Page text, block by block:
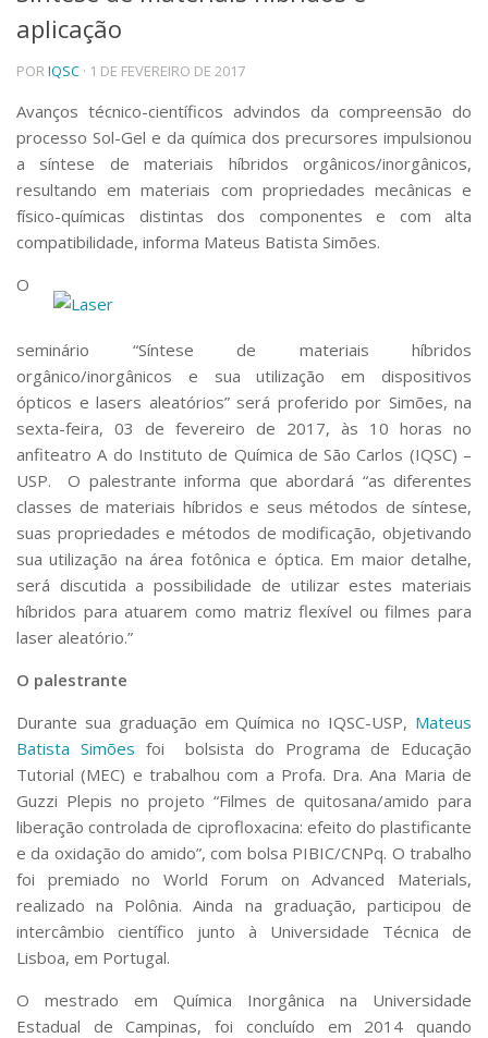
Telefones e Mapas
Pessoas
Ensino
Graduação
Pós-Graduação
Educação a distância
Pesquisa e Inovação
Linhas de Pesquisa
Pós-doutorado
Iniciação Científica
Empresas Juniores
Extensão à Comunidade
Projetos, Programas e Cursos
Artes, Cultura e Esportes
Museus e Espaços Interativos
Serviços
Bibliotecas
Apoio ao Estudante
Segurança, Trânsito e Prevenção
RH, Administrativo e Financeiro
Outros serviços
Assessorias e Mídias
Jornal da USP
Agenda de Eventos
Defesa de Teses
aplicação
PORIQSC · 1 DE FEVEREIRO DE 2017
Avanços técnico-científicos advindos da compreensão do
processo Sol-Gel e da química dos precursores impulsionou
a síntese de materiais híbridos orgânicos/inorgânicos,
resultando em materiais com propriedades mecânicas e
físico-químicas distintas dos componentes e com alta
compatibilidade, informa Mateus Batista Simões.
O
seminário “Síntese de materiais híbridos
orgânico/inorgânicos e sua utilização em dispositivos
ópticos e lasers aleatórios” será proferido por Simões, na
sexta-feira, 03 de fevereiro de 2017, às 10 horas no
anfiteatro A do Instituto de Química de São Carlos (IQSC) –
USP. O palestrante informa que abordará “as diferentes
classes de materiais híbridos e seus métodos de síntese,
suas propriedades e métodos de modificação, objetivando
sua utilização na área fotônica e óptica. Em maior detalhe,
será discutida a possibilidade de utilizar estes materiais
híbridos para atuarem como matriz flexível ou filmes para
laser aleatório.”
O palestrante
Durante sua graduação em Química no IQSC-USP, Mateus
Batista Simões foi bolsista do Programa de Educação
Tutorial (MEC) e trabalhou com a Profa. Dra. Ana Maria de
Guzzi Plepis no projeto “Filmes de quitosana/amido para
liberação controlada de ciprofloxacina: efeito do plastificante
e da oxidação do amido”, com bolsa PIBIC/CNPq. O trabalho
foi premiado no World Forum on Advanced Materials,
realizado na Polônia. Ainda na graduação, participou de
intercâmbio científico junto à Universidade Técnica de
Lisboa, em Portugal.
O mestrado em Química Inorgânica na Universidade
Estadual de Campinas, foi concluído em 2014 quando